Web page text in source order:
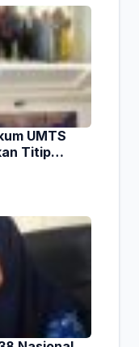
UMTS
Titip